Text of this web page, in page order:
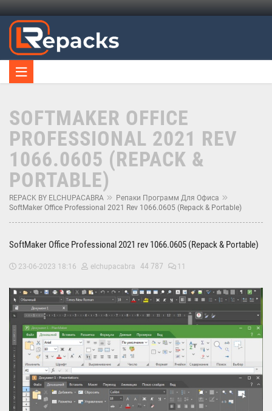
SOFTMAKER OFFICE
PROFESSIONAL 2021 REV
1066.0605 (REPACK &
PORTABLE)
REPACK BY ELCHUPACABRA
Репаки Программ Для Офиса
SoftMaker Office Professional 2021 Rev 1066.0605 (Repack & Portable)
SoftMaker Office Professional 2021 rev 1066.0605 (Repack & Portable)
23-06-2023 18:16 elchupacabra 44 787 11